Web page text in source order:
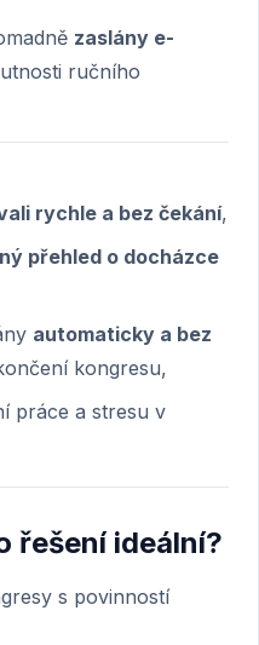
zaslány e-
ručního
rychle a bez čekání,
přehled o docházce
automaticky a bez
kongresu,
práce a stresu v
řešení ideální?
s povinností